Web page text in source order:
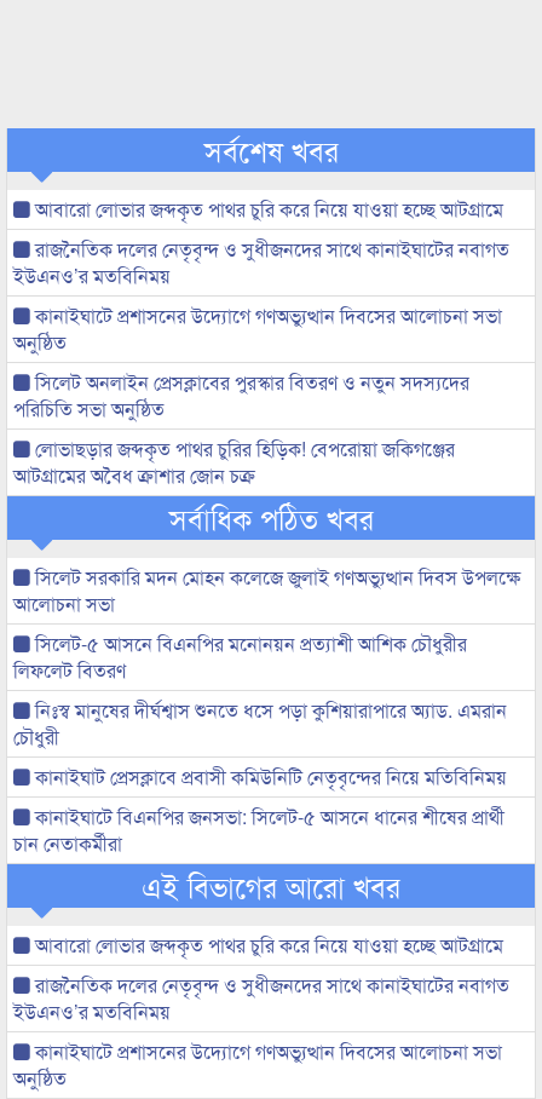
সর্বশেষ খবর
আবারো লোভার জব্দকৃত পাথর চুরি করে নিয়ে যাওয়া হচ্ছে আটগ্রামে
রাজনৈতিক দলের নেতৃবৃন্দ ও সুধীজনদের সাথে কানাইঘাটের নবাগত
ইউএনও’র মতবিনিময়
কানাইঘাটে প্রশাসনের উদ্যোগে গণঅভ্যুত্থান দিবসের আলোচনা সভা
অনুষ্ঠিত
সিলেট অনলাইন প্রেসক্লাবের পুরস্কার বিতরণ ও নতুন সদস্যদের
পরিচিতি সভা অনুষ্ঠিত
লোভাছড়ার জব্দকৃত পাথর চুরির হিড়িক! বেপরোয়া জকিগঞ্জের
আটগ্রামের অবৈধ ক্রাশার জোন চক্র
সর্বাধিক পঠিত খবর
সিলেট সরকারি মদন মোহন কলেজে জুলাই গণঅভ্যুত্থান দিবস উপলক্ষে
আলোচনা সভা
সিলেট-৫ আসনে বিএনপির মনোনয়ন প্রত্যাশী আশিক চৌধুরীর
লিফলেট বিতরণ
নিঃস্ব মানুষের দীর্ঘশ্বাস শুনতে ধসে পড়া কুশিয়ারাপারে অ্যাড. এমরান
চৌধুরী
কানাইঘাট প্রেসক্লাবে প্রবাসী কমিউনিটি নেতৃবৃন্দের নিয়ে মতিবিনিময়
কানাইঘাটে বিএনপির জনসভা: সিলেট-৫ আসনে ধানের শীষের প্রার্থী
চান নেতাকর্মীরা
এই বিভাগের আরো খবর
আবারো লোভার জব্দকৃত পাথর চুরি করে নিয়ে যাওয়া হচ্ছে আটগ্রামে
রাজনৈতিক দলের নেতৃবৃন্দ ও সুধীজনদের সাথে কানাইঘাটের নবাগত
ইউএনও’র মতবিনিময়
কানাইঘাটে প্রশাসনের উদ্যোগে গণঅভ্যুত্থান দিবসের আলোচনা সভা
অনুষ্ঠিত